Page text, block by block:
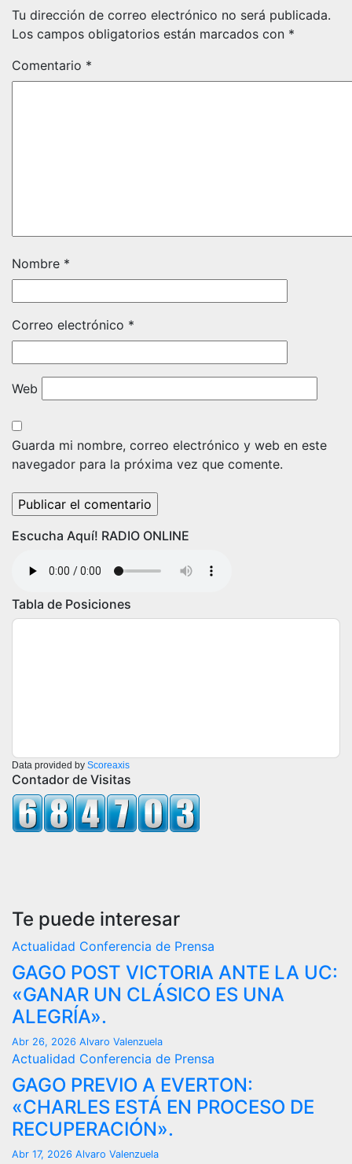
Tu dirección de correo electrónico no será publicada.
Los campos obligatorios están marcados con *
Comentario *
Nombre *
Correo electrónico *
Web
Guarda mi nombre, correo electrónico y web en este
navegador para la próxima vez que comente.
Escucha Aquí! RADIO ONLINE
Tabla de Posiciones
Data provided by Scoreaxis
Contador de Visitas
Te puede interesar
Actualidad Conferencia de Prensa
GAGO POST VICTORIA ANTE LA UC:
«GANAR UN CLÁSICO ES UNA
ALEGRÍA».
Abr 26, 2026 Alvaro Valenzuela
Actualidad Conferencia de Prensa
GAGO PREVIO A EVERTON:
«CHARLES ESTÁ EN PROCESO DE
RECUPERACIÓN».
Abr 17, 2026 Alvaro Valenzuela